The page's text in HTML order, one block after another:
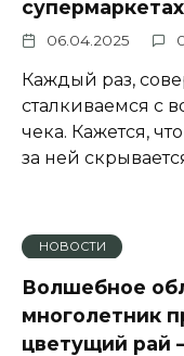
супермаркетах
06.04.2025
Каждый раз,
сталкиваемся с
чека. Кажется,
за ней
НОВОСТИ
Волшебное
многолетник
цветущий рай